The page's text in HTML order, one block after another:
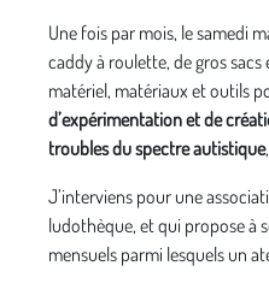
Une fois par mois, le samedi
caddy à roulette, de gros
matériel, matériaux et outils
d’expérimentation et de
troubles du spectre autistique
J’interviens pour une
ludothèque, et qui propose à
mensuels parmi lesquels un